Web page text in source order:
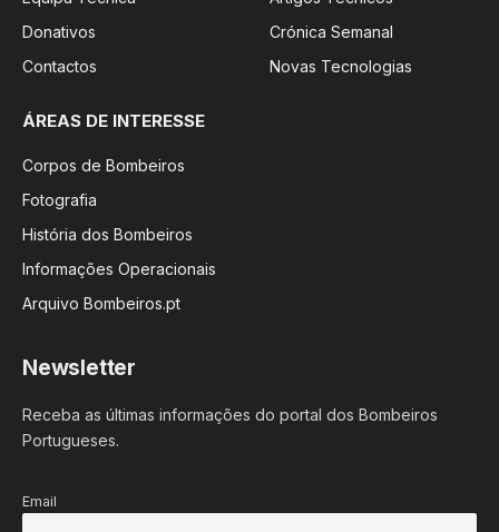
Donativos
Contactos
Crónica Semanal
Novas Tecnologias
ÁREAS DE INTERESSE
Corpos de Bombeiros
Fotografia
História dos Bombeiros
Informações Operacionais
Arquivo Bombeiros.pt
Newsletter
Receba as últimas informações do portal dos Bombeiros
Portugueses.
Email